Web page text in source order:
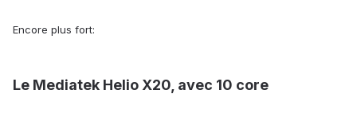
Encore plus fort:
Le Mediatek Helio X20, avec 10 core